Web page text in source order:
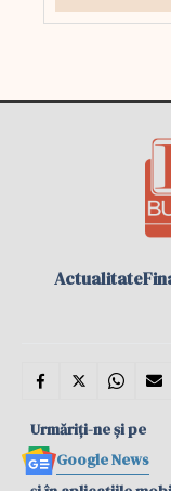
Actualitate
Urmăriți-ne și pe
Google News